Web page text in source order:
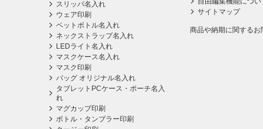
スリッパ名入れ
ウェア印刷
ペットボトル名入れ
ネックストラップ名入れ
LEDライト名入れ
マスクケース名入れ
マスク印刷
バッグ オリジナル名入れ
タブレットPCケース・ポーチ名入
れ
マグカップ印刷
ボトル・タンブラー印刷
サイトマップ
商品や納期に関する